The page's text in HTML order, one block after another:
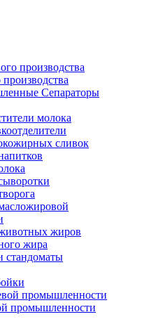
Сепараторы
молока
сливок
жиров
жира
стандоматы
промышленности